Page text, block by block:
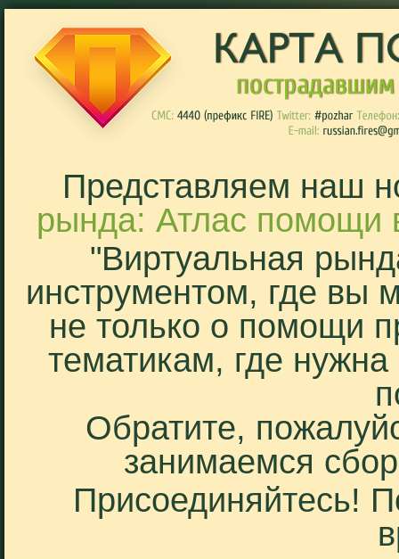
Представляем наш
рында: Атлас помощи
"Виртуальная
инструментом, где вы
не только о помощи
тематикам, где
Обратите,
занимаемся
Присоединяйтесь!